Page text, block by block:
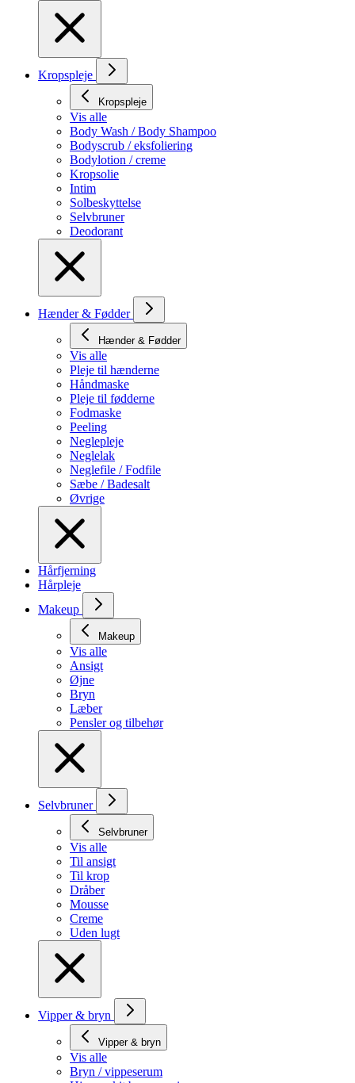
Kropspleje
Kropspleje
Vis alle
Body Wash / Body Shampoo
Bodyscrub / eksfoliering
Bodylotion / creme
Kropsolie
Intim
Solbeskyttelse
Selvbruner
Deodorant
Hænder & Fødder
Hænder & Fødder
Vis alle
Pleje til hænderne
Håndmaske
Pleje til fødderne
Fodmaske
Peeling
Neglepleje
Neglelak
Neglefile / Fodfile
Sæbe / Badesalt
Øvrige
Hårfjerning
Hårpleje
Makeup
Makeup
Vis alle
Ansigt
Øjne
Bryn
Læber
Pensler og tilbehør
Selvbruner
Selvbruner
Vis alle
Til ansigt
Til krop
Dråber
Mousse
Creme
Uden lugt
Vipper & bryn
Vipper & bryn
Vis alle
Bryn / vippeserum